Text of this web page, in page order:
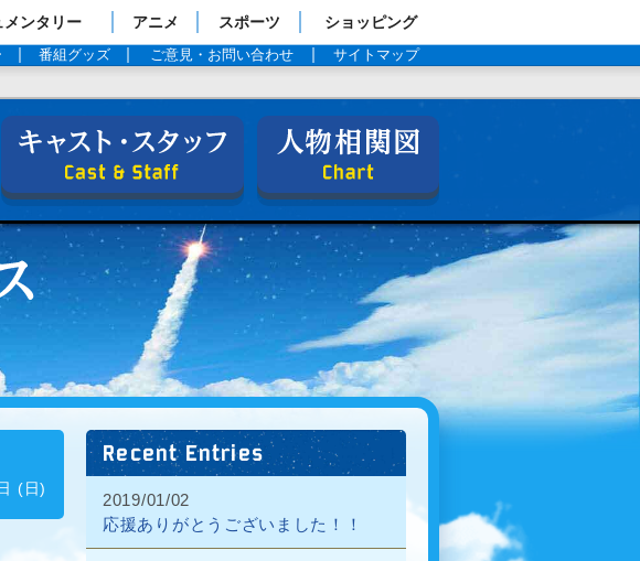
ンタリー アニメ スポーツ ショッピング
番組グッズ ご意見・お問い合わせ サイトマップ
お知らせ キャスト＆スタッフ
(日)
Recent Entries
2019/01/02
応援ありがとうございました！！